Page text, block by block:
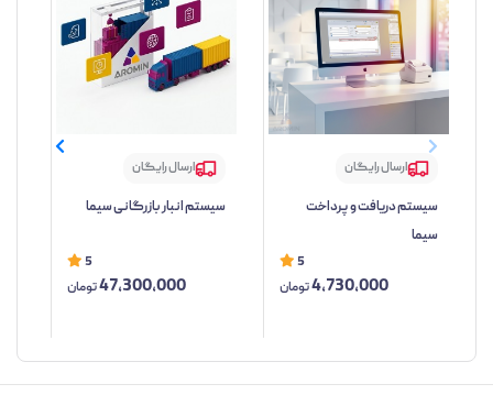
ارسال رایگان
سیستم دریافت و پرداخت
سیما
5
4,730,000 تومان
ارسال رایگان
سیستم انبار بازرگانی سیما
5
47,300,000 تومان